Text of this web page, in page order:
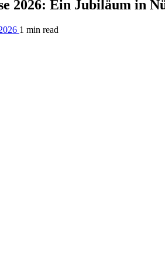
2026: Ein Jubiläum in
1 min read